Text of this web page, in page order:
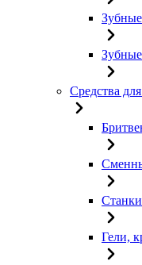
Средства
Гели,